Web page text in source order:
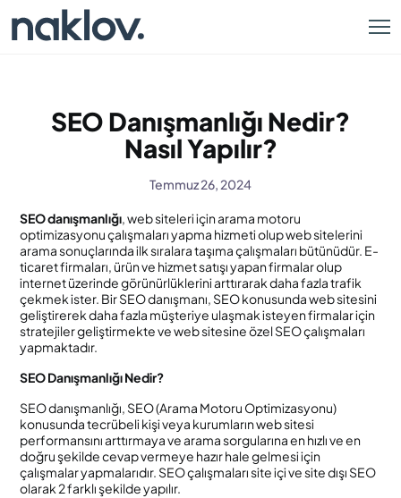
SEO Danışmanlığı Nedir?
Nasıl Yapılır?
Temmuz 26, 2024
SEO danışmanlığı, web siteleri için arama motoru
optimizasyonu çalışmaları yapma hizmeti olup web sitelerini
arama sonuçlarında ilk sıralara taşıma çalışmaları bütünüdür. E-
ticaret firmaları, ürün ve hizmet satışı yapan firmalar olup
internet üzerinde görünürlüklerini arttırarak daha fazla trafik
çekmek ister. Bir SEO danışmanı, SEO konusunda web sitesini
geliştirerek daha fazla müşteriye ulaşmak isteyen firmalar için
stratejiler geliştirmekte ve web sitesine özel SEO çalışmaları
yapmaktadır.
SEO Danışmanlığı Nedir?
SEO danışmanlığı, SEO (Arama Motoru Optimizasyonu)
konusunda tecrübeli kişi veya kurumların web sitesi
performansını arttırmaya ve arama sorgularına en hızlı ve en
doğru şekilde cevap vermeye hazır hale gelmesi için
çalışmalar yapmalarıdır. SEO çalışmaları site içi ve site dışı SEO
olarak 2 farklı şekilde yapılır.